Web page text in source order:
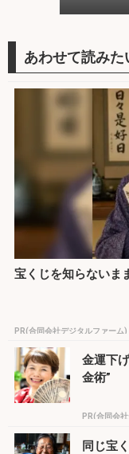
宝くじを知らないま
PR(合同会社デジタルファーム)
金運下
金術”
PR(合同会
同じ宝